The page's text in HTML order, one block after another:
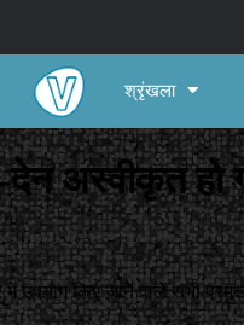
श्रृंखला
अस्वीकृत हो
में उपयोग किए जाने वाले सभी